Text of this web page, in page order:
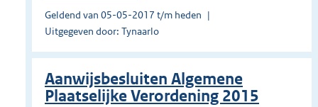
Geldend van 05-05-2017 t/m heden
Uitgegeven door: Tynaarlo
Aanwijsbesluiten Algemene
Plaatselijke Verordening 2015